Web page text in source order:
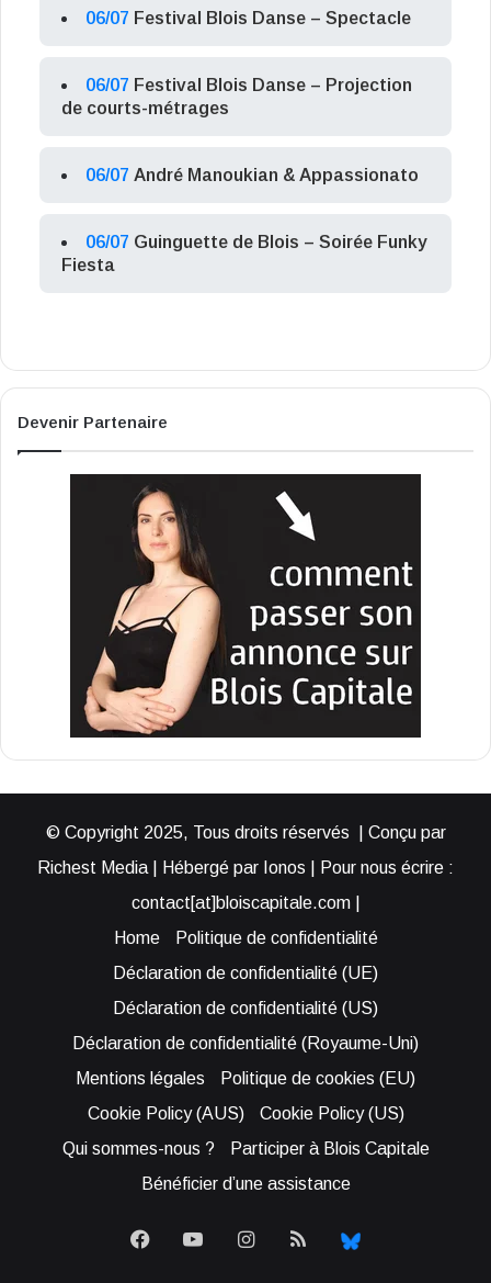
06/07 Festival Blois Danse – Spectacle
06/07 Festival Blois Danse – Projection
de courts-métrages
06/07 André Manoukian & Appassionato
06/07 Guinguette de Blois – Soirée Funky
Fiesta
Devenir Partenaire
© Copyright 2025, Tous droits réservés | Conçu par
Richest Media | Hébergé par Ionos | Pour nous écrire :
contact[at]bloiscapitale.com |
Home
Politique de confidentialité
Déclaration de confidentialité (UE)
Déclaration de confidentialité (US)
Déclaration de confidentialité (Royaume-Uni)
Mentions légales
Politique de cookies (EU)
Cookie Policy (AUS)
Cookie Policy (US)
Qui sommes-nous ?
Participer à Blois Capitale
Bénéficier d’une assistance
FacebookYouTubeInstagram
RSS